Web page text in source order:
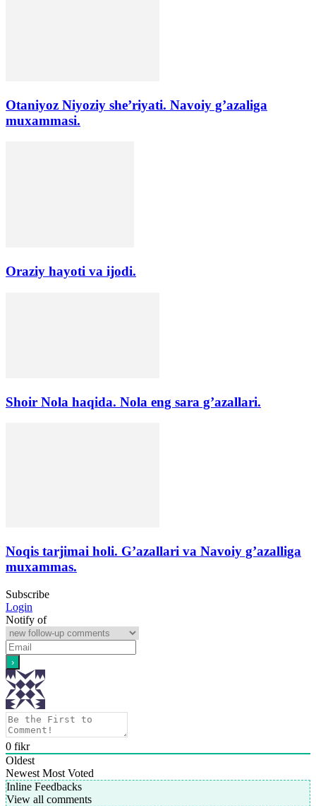
Otaniyoz Niyoziy she’riyati. Navoiy g’azaliga
muxammasi.
Oraziy hayoti va ijodi.
Shoir Nola haqida. Nola eng sara g’azallari.
Noqis tarjimai holi. G’azallari va Navoiy g’azalliga
muxammas.
Subscribe
Login
Notify of
0 fikr
Oldest
Newest Most Voted
Inline Feedbacks
View all comments